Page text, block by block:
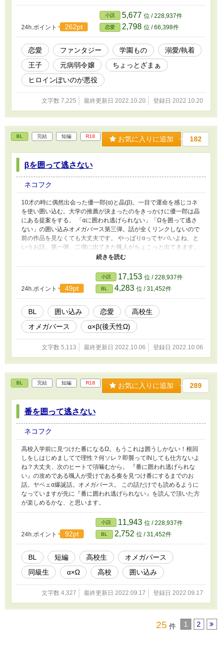
24h.ポイント 262pt
小説 5,677 位 / 228,937件
恋愛 2,798 位 / 66,398件
恋愛 ファンタジー 学園もの
溺愛/執着
王子
元病弱令嬢
ちょっとざまぁ
ヒロインぽいのが悪役
文字数 7,225 最終更新日 2022.10.20 登録日 2022.10.20
BL 完結 短編 R18 お気に入りに追加 182
βを囲って逃さない
ネコフク
10才の時に偶然出会った優一郎(α)と晶(β)。一目で運命を感じコネ
を使い囲い込む。大学の推薦が決まったのをきっかけに優一郎は晶
にある提案をする。 「αに囲われ逃げられない」「Ωを囲って逃さ
ない」の囲い込みオメガバース第三弾。話が全くリンクしないので
前の作品を見なくても大丈夫です。 やっぱりαってヤバいよね、と
いうお話。第一弾、二弾に出てきた颯人がちょこっと出てきます。
独自のオメガバースの設定が出てきますのでそこはご了承ください
ください(・∀・) α×β、β→Ω。ピッチング有り。
24h.ポイント 49pt
小説 17,153 位 / 228,937件
BL 4,283 位 / 31,452件
BL 囲い込み 恋愛
高校生
オメガバース
α×β(後天性Ω)
文字数 5,113 最終更新日 2022.10.06 登録日 2022.10.06
BL 完結 短編 R18 お気に入りに追加 289
番を囲って逃さない
ネコフク
高校入学前に見つけた番になるΩ。もうこれは囲うしかない！根回
しをしはじめましてで理性？何ソレ？即襲ってINしても仕方ないよ
ね？大丈夫、次のヒートで項噛むから。 『番に囲われ逃げられな
い』の攻めである颯人が受けである奏を見つけ番にするまでのお
話。ヤベェα爆誕話。オメガバース。 この話だけでも読めるように
なっていますが先に『番に囲われ逃げられない』を読んで頂いた方
が楽しめるかな、と思います。
24h.ポイント 92pt
小説 11,943 位 / 228,937件
BL 2,752 位 / 31,452件
BL 短編 高校生
オメガバース
同級生
α×Ω 高校 囲い込み
文字数 4,327 最終更新日 2022.09.17 登録日 2022.09.17
25 件 1 2